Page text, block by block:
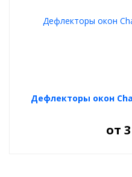
Дефлекторы окон
от